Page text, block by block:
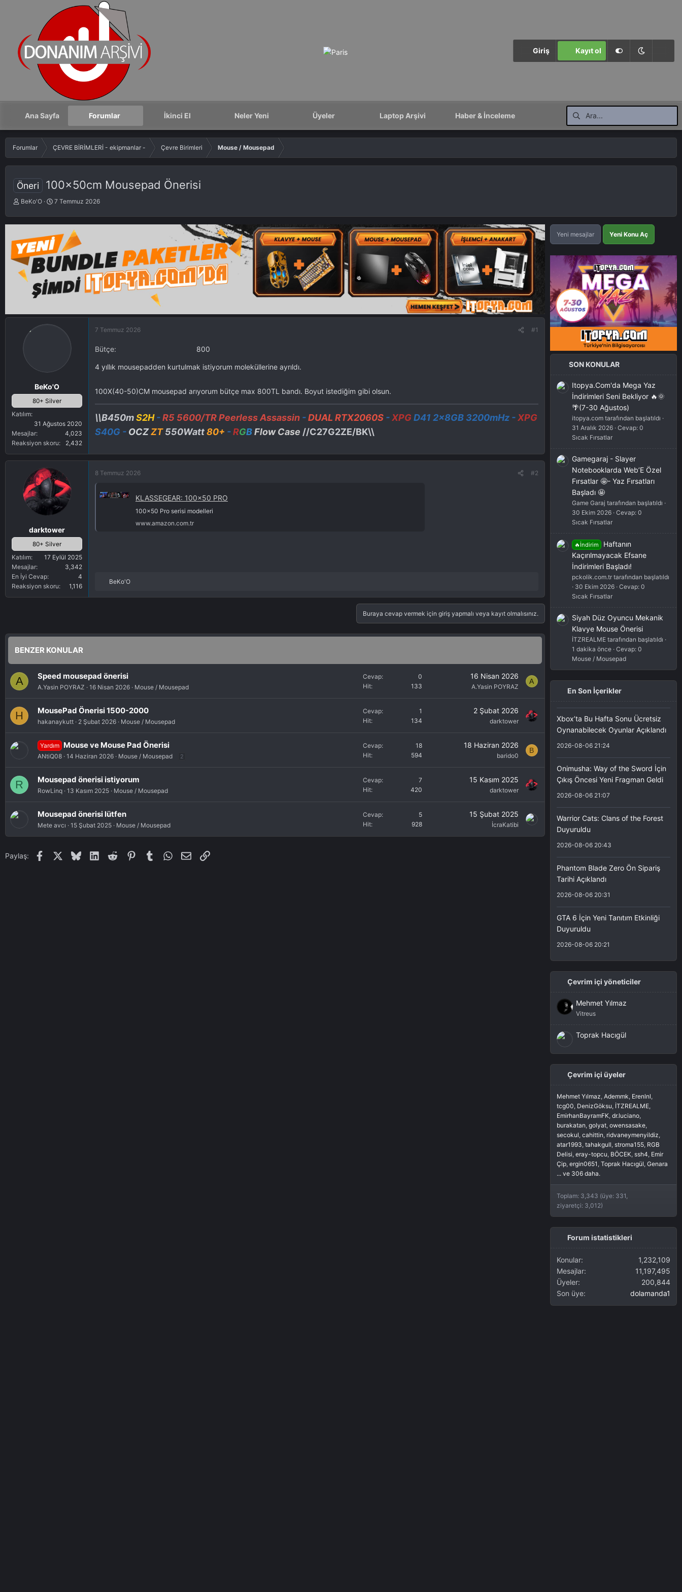
Giriş Kayıt ol
Ana Sayfa Forumlar İkinci El Neler Yeni Üyeler Laptop Arşivi Haber & İnceleme
Forumlar ÇEVRE BİRİMLERİ - ekipmanlar - Çevre Birimleri Mouse / Mousepad
Öneri 100x50cm Mousepad Önerisi
K
S
a
h
i
b
BeKo'O
S
t
a
t
7 Temmuz 2026
BeKo'O
80+ Silver
Katılım
31 Ağustos 2020
Mesajlar
4,023
Reaksiyon skoru
2,432
7 Temmuz 2026 #1
Bütçe 800
4 yıllık mousepadden kurtulmak istiyorum moleküllerine ayrıldı.
100X(40-50)CM mousepad arıyorum bütçe max 800TL bandı. Boyut istediğim gibi olsun.
\\B450mS2H -R5 5600/TR Peerless Assassin -DUAL RTX2060S -XPG D41 2x8GB 3200mHz -XPG
S40G - OCZZT550Watt80+ -RGBFlow Case //C27G2ZE/BK\\
darktower
80+ Silver
Katılım
17 Eylül 2025
Mesajlar
3,342
En İyi Cevap
4
Reaksiyon skoru
1,116
8 Temmuz 2026 #2
KLASSEGEAR: 100x50 PRO
100x50 Pro serisi modelleri
www.amazon.com.tr
i
n
l
r
BeKo'O
Buraya cevap vermek için giriş yapmalı veya kayıt olmalısınız.
BENZER KONULAR
A Speed mousepad önerisi
A.Yasin POYRAZ 16 Nisan 2026 Mouse / Mousepad
Cevap
0
Hit
133
16 Nisan 2026
A.Yasin POYRAZ
A
H MousePad Önerisi 1500-2000
hakanaykutt 2 Şubat 2026 Mouse / Mousepad
Cevap
1
Hit
134
2 Şubat 2026
darktower
Yardım Mouse ve Mouse Pad Önerisi
ANtiQ08 14 Haziran 2026 Mouse / Mousepad 2
Cevap
18
Hit
594
18 Haziran 2026
barido0
B
R Mousepad önerisi istiyorum
RowLinq 13 Kasım 2025 Mouse / Mousepad
Cevap
7
Hit
420
15 Kasım 2025
darktower
Mousepad önerisi lütfen
Mete avcı 15 Şubat 2025 Mouse / Mousepad
Cevap
5
Hit
928
15 Şubat 2025
İcraKatibi
Paylaş: Facebook BlueskyLinkedInReddit PinterestTumblrWhatsApp
E-postaLink
Yeni mesajlar Yeni Konu Aç
SON KONULAR
Itopya.Com'da Mega Yaz
İndirimleri Seni Bekliyor 🔥🌞
🌴(7-30 Ağustos)
itopya.com tarafından başlatıldı
31 Aralık 2026 Cevap: 0
Sıcak Fırsatlar
Gamegaraj - Slayer
Notebooklarda Web’E Özel
Fırsatlar 🤩- Yaz Fırsatları
Başladı 🤩
Game Garaj tarafından başlatıldı
30 Ekim 2026 Cevap: 0
Sıcak Fırsatlar
🔥İndirim
Haftanın
Kaçırılmayacak Efsane
İndirimleri Başladı!
pckolik.com.tr tarafından başlatıldı
30 Ekim 2026 Cevap: 0
Sıcak Fırsatlar
Siyah Düz Oyuncu Mekanik
Klavye Mouse Önerisi
İTZREALME tarafından başlatıldı
1 dakika önce Cevap: 0
Mouse / Mousepad
En Son İçerikler
Xbox’ta Bu Hafta Sonu Ücretsiz
Oynanabilecek Oyunlar Açıklandı
2026-08-06 21:24
Onimusha: Way of the Sword İçin
Çıkış Öncesi Yeni Fragman Geldi
2026-08-06 21:07
Warrior Cats: Clans of the Forest
Duyuruldu
2026-08-06 20:43
Phantom Blade Zero Ön Sipariş
Tarihi Açıklandı
2026-08-06 20:31
GTA 6 İçin Yeni Tanıtım Etkinliği
Duyuruldu
2026-08-06 20:21
Çevrim içi yöneticiler
Mehmet Yılmaz
Vitreus
Toprak Hacıgül
Çevrim içi üyeler
Mehmet Yılmaz Ademmk Erenlnl
tcg00 DenizGöksu İTZREALME
EmirhanBayramFK dr.luciano
burakatan golyat owensasake
secokul cahittin ridvaneymenyildiz
atar1993 tahakgull stroma155 RGB
Delisi eray-topcu BÖCEK ssh4 Emir
Çip ergin0651 Toprak Hacıgül Genara
... ve 306 daha.
Toplam: 3,343 (üye: 331,
ziyaretçi: 3,012)
Forum istatistikleri
Konular
1,232,109
Mesajlar
11,197,495
Üyeler
200,844
Son üye
dolamanda1